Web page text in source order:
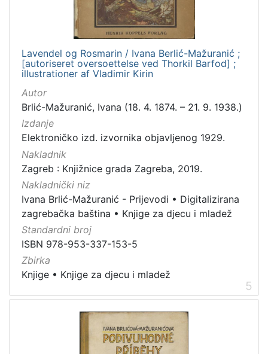
Lavendel og Rosmarin / Ivana Berlić-Mažuranić ;
[autoriseret oversoettelse ved Thorkil Barfod] ;
illustrationer af Vladimir Kirin
Autor
Brlić-Mažuranić, Ivana (18. 4. 1874. – 21. 9. 1938.)
Izdanje
Elektroničko izd. izvornika objavljenog 1929.
Nakladnik
Zagreb : Knjižnice grada Zagreba, 2019.
Nakladnički niz
Ivana Brlić-Mažuranić - Prijevodi • Digitalizirana
zagrebačka baština • Knjige za djecu i mladež
Standardni broj
ISBN 978-953-337-153-5
Zbirka
Knjige • Knjige za djecu i mladež
5